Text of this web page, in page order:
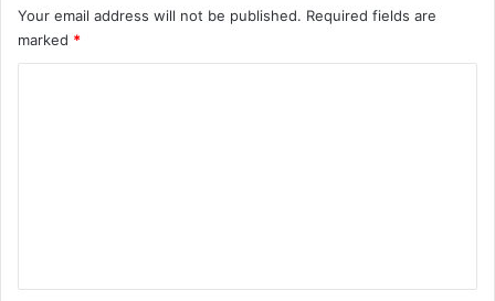
Your email address will not be published. Required fields are
marked *